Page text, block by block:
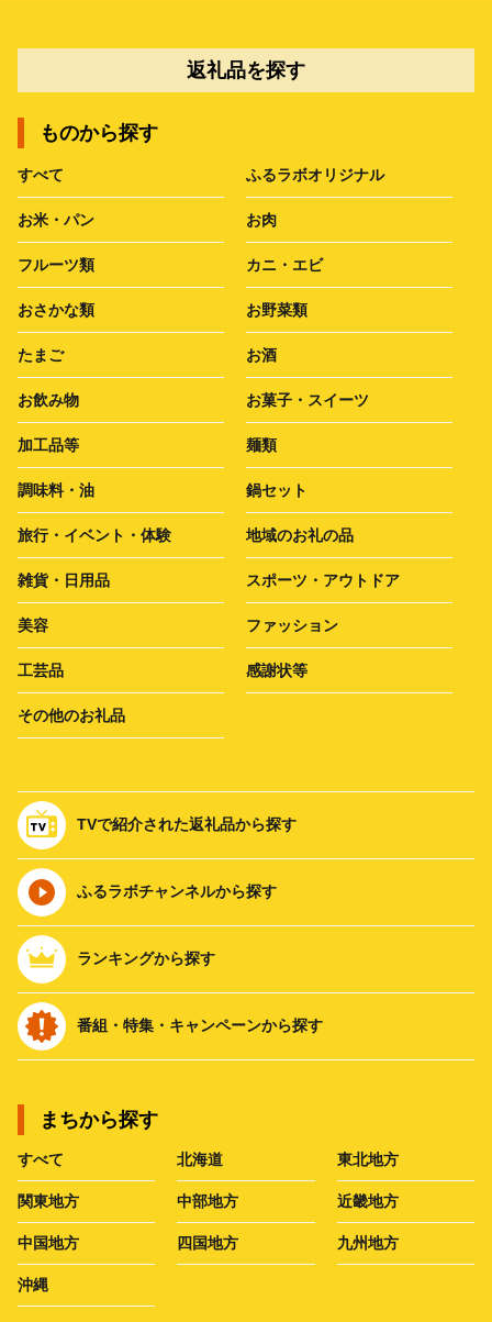
返礼品を探す
ものから探す
すべて ふるラボオリジナル
お米・パン お肉
フルーツ類 カニ・エビ
おさかな類 お野菜類
たまご お酒
お飲み物 お菓子・スイーツ
加工品等 麺類
調味料・油 鍋セット
旅行・イベント・体験 地域のお礼の品
雑貨・日用品 スポーツ・アウトドア
美容 ファッション
工芸品 感謝状等
その他のお礼品
TVで紹介された返礼品から探す
ふるラボチャンネルから探す
ランキングから探す
番組・特集・キャンペーンから探す
まちから探す
すべて 北海道 東北地方
関東地方 中部地方 近畿地方
中国地方 四国地方 九州地方
沖縄